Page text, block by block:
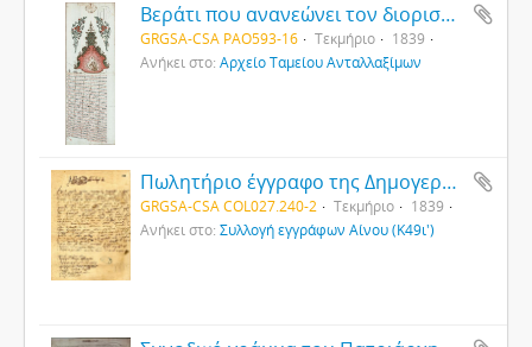
Βεράτι που ανανεώνει τον διορισμό του Μητροπολίτη Νεοφύτου με την ευκαρία της ανάρρησης στο θρόνο του Σουλτάνου Μετζήτ
GRGSA-CSA PAO593-16 Τεκμήριο
1839
Ανήκει στο: Αρχείο Ταμείου Ανταλλαξίμων
Πωλητήριο έγγραφο της Δημογεροντίας Αίνου
GRGSA-CSA COL027.240-2 Τεκμήριο
1839
Ανήκει στο: Συλλογή εγγράφων Αίνου (Κ49ι')